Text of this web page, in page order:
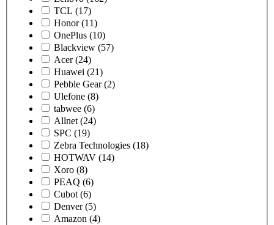
TCL (17)
Honor (11)
OnePlus (10)
Blackview (57)
Acer (24)
Huawei (21)
Pebble Gear (2)
Ulefone (8)
tabwee (6)
Allnet (24)
SPC (19)
Zebra Technologies (18)
HOTWAV (14)
Xoro (8)
PEAQ (6)
Cubot (6)
Denver (5)
Amazon (4)